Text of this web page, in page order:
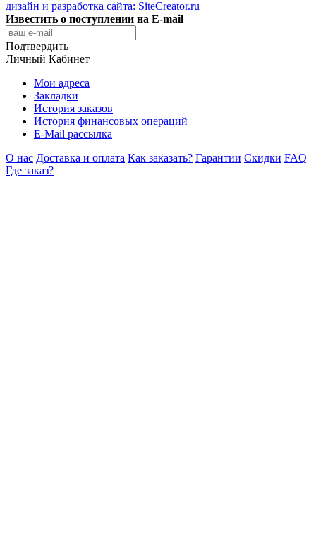
дизайн и разработка сайта: SiteCreator.ru
Известить о поступлении на E-mail
Подтвердить
Личный Кабинет
Мои адреса
Закладки
История заказов
История финансовых операций
E-Mail рассылка
О нас Доставка и оплата Как заказать? Гарантии Скидки FAQ
Где заказ?